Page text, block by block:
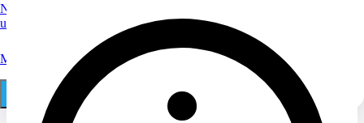
Nutzen Sie Spezialwissen vom Anwalt zum Löschen von
ungerechtfertigten Bewertungen.
Mehr
Online Auftrag 030 29 68 11 18